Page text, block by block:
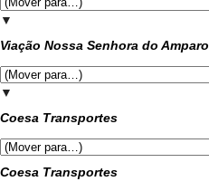
▼
Viação Nossa Senhora do Amparo
▼
Coesa Transportes
Coesa Transportes